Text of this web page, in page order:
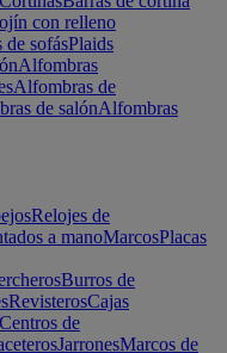
con relleno
de sofásPlaids
Alfombras
Alfombras de
de salónAlfombras
Relojes de
a manoMarcosPlacas
Burros de
RevisterosCajas
Centros de
JarronesMarcos de